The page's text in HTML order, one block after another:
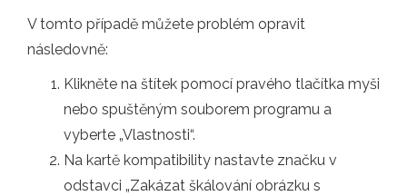
V tomto případě můžete problém opravit
následovně:
Klikněte na štítek pomocí pravého tlačítka myši
nebo spuštěným souborem programu a
vyberte „Vlastnosti“.
Na kartě kompatibility nastavte značku v
odstavci „Zakázat škálování obrázku s